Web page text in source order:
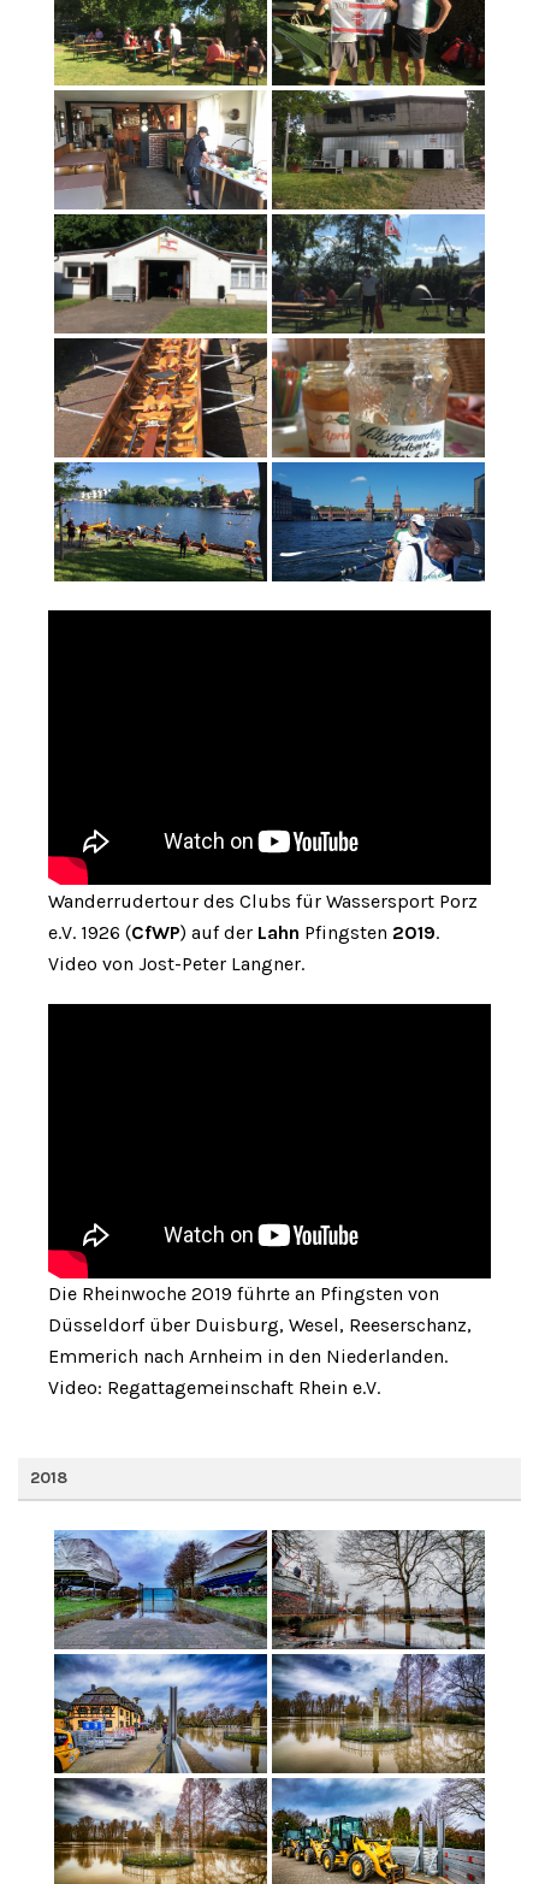
Wanderrudertour des Clubs für Wassersport Porz
e.V. 1926 (CfWP) auf der Lahn Pfingsten 2019.
Video von Jost-Peter Langner.
Die Rheinwoche 2019 führte an Pfingsten von
Düsseldorf über Duisburg, Wesel, Reeserschanz,
Emmerich nach Arnheim in den Niederlanden.
Video: Regattagemeinschaft Rhein e.V.
2018